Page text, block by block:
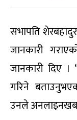
सभापति
जानकारी
जानकारी दिए ।
गरिने
उनले